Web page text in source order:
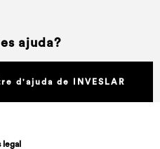
ajuda?
d'ajuda de INVESLAR
legal